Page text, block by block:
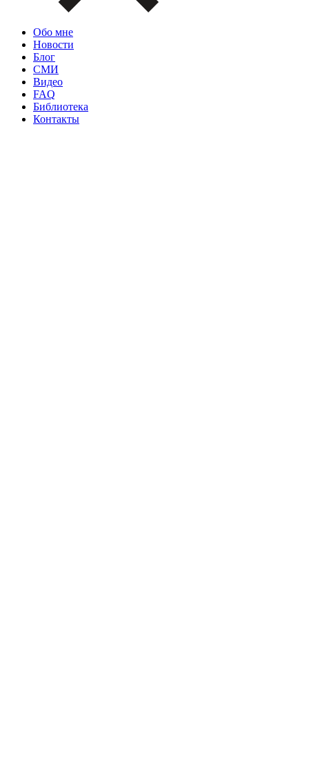
Обо мне
Новости
Блог
СМИ
Видео
FAQ
Библиотека
Контакты